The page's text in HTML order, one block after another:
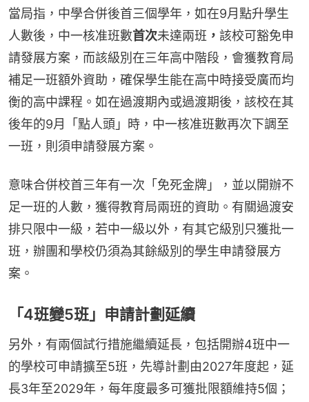
當局指，中學合併後首三個學年，如在9月點升學生
人數後，中一核准班數首次未達兩班 ， 該校可豁免申
請發展方案，而該級別在三年高中階段，會獲教育局
補足一班額外資助，確保學生能在高中時接受廣而均
衡的高中課程。如在過渡期內或過渡期後，該校在其
後年的9月「點人頭」時，中一核准班數再次下調至
一班，則須申請發展方案。
意味合併校首三年有一次「免死金牌」，並以開辦不
足一班的人數，獲得教育局兩班的資助。有關過渡安
排只限中一級，若中一級以外，有其它級別只獲批一
班，辦團和學校仍須為其餘級別的學生申請發展方
案。
「4班變5班」申請計劃延續
另外，有兩個試行措施繼續延長，包括開辦4班中一
的學校可申請擴至5班，先導計劃由2027年度起，延
長3年至2029年，每年度最多可獲批限額維持5個；